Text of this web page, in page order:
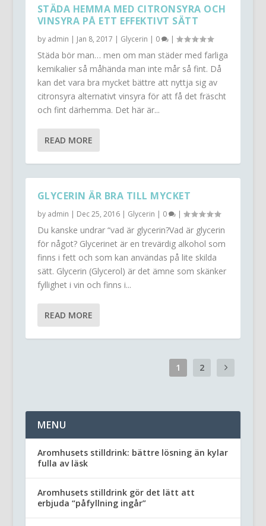
STÄDA HEMMA MED CITRONSYRA OCH
VINSYRA PÅ ETT EFFEKTIVT SÄTT
by admin | Jan 8, 2017 | Glycerin | 0 |
Städa bör man… men om man städer med farliga
kemikalier så måhända man inte mår så fint. Då
kan det vara bra mycket bättre att nyttja sig av
citronsyra alternativt vinsyra för att få det fräscht
och fint därhemma. Det här är...
READ MORE
GLYCERIN ÄR BRA TILL MYCKET
by admin | Dec 25, 2016| Glycerin | 0 |
Du kanske undrar “vad är glycerin?Vad är glycerin
för något? Glycerinet är en trevärdig alkohol som
finns i fett och som kan användas på lite skilda
sätt. Glycerin (Glycerol) är det ämne som skänker
fyllighet i vin och finns i...
READ MORE
1 2
MENU
Aromhusets stilldrink: bättre lösning än kylar
fulla av läsk
Aromhusets stilldrink gör det lätt att
erbjuda “påfyllning ingår”